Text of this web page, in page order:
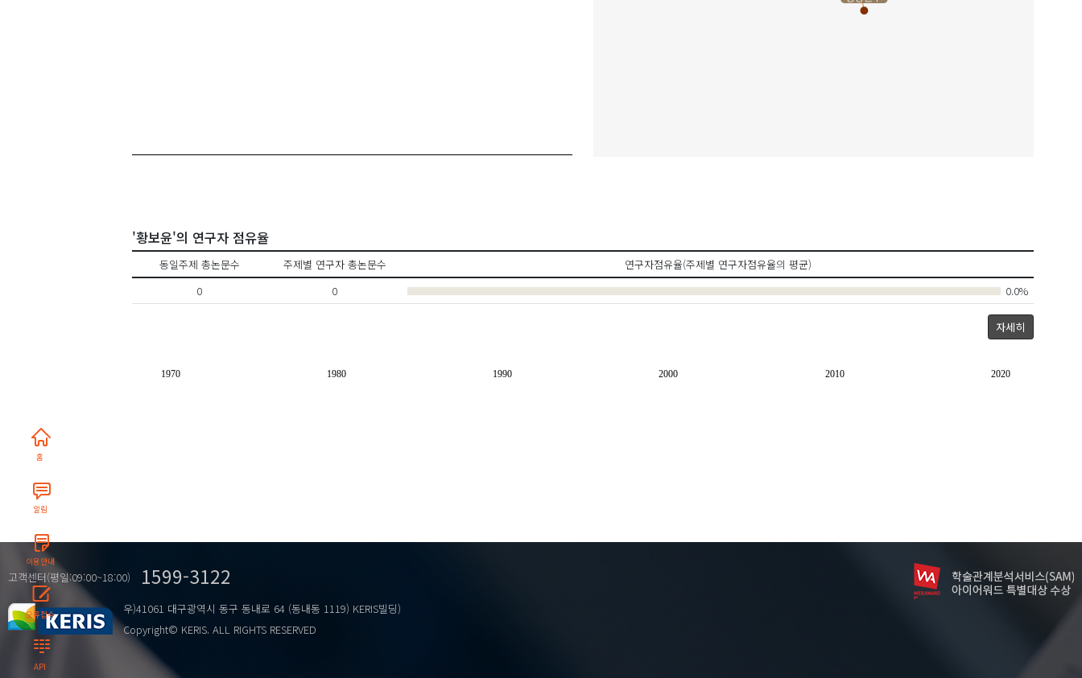
홈
알림
이용안내
오류접수
API
'황보윤'의 연구자 점유율
동일주제 총논문수 주제별 연구자 총논문수
연구자점유율(주제별 연구자점유율의 평균)
0
0 0.0%
자세히
1970 1980 1990 2000 2010 2020
고객센터(평일:09:00~18:00) 1599-3122
우)41061 대구광역시 동구 동내로 64 (동내동 1119) KERIS빌딩)
Copyright© KERIS. ALL RIGHTS RESERVED